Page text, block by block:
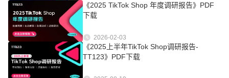
《2025 TikTok Shop 年度调研报告》PDF
下载
2026-02-03
《2025上半年TikTok Shop调研报告-
TT123》PDF下载